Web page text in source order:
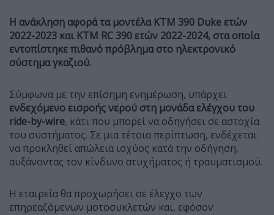
Η ανάκληση αφορά τα μοντέλα KTM 390 Duke ετών
2022-2023 και KTM RC 390 ετών 2022-2024, στα οποία
εντοπίστηκε πιθανό πρόβλημα στο ηλεκτρονικό
σύστημα γκαζιού.
Σύμφωνα με την επίσημη ενημέρωση, υπάρχει
ενδεχόμενο εισροής νερού στη μονάδα ελέγχου του
ride-by-wire, κάτι που μπορεί να οδηγήσει σε αστοχία
του συστήματος. Σε μια τέτοια περίπτωση, ενδέχεται
να προκληθεί απώλεια ισχύος κατά την οδήγηση,
αυξάνοντας τον κίνδυνο ατυχήματος ή τραυματισμού.
Η εταιρεία θα προχωρήσει σε έλεγχο των
επηρεαζόμενων μοτοσυκλετών και, εφόσον